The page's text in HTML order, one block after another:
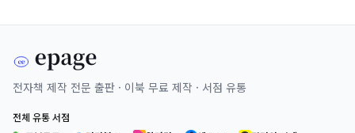
전자책 제작 전문 출판 · 이북 무료 제작 · 서점 유통
전체 유통 서점